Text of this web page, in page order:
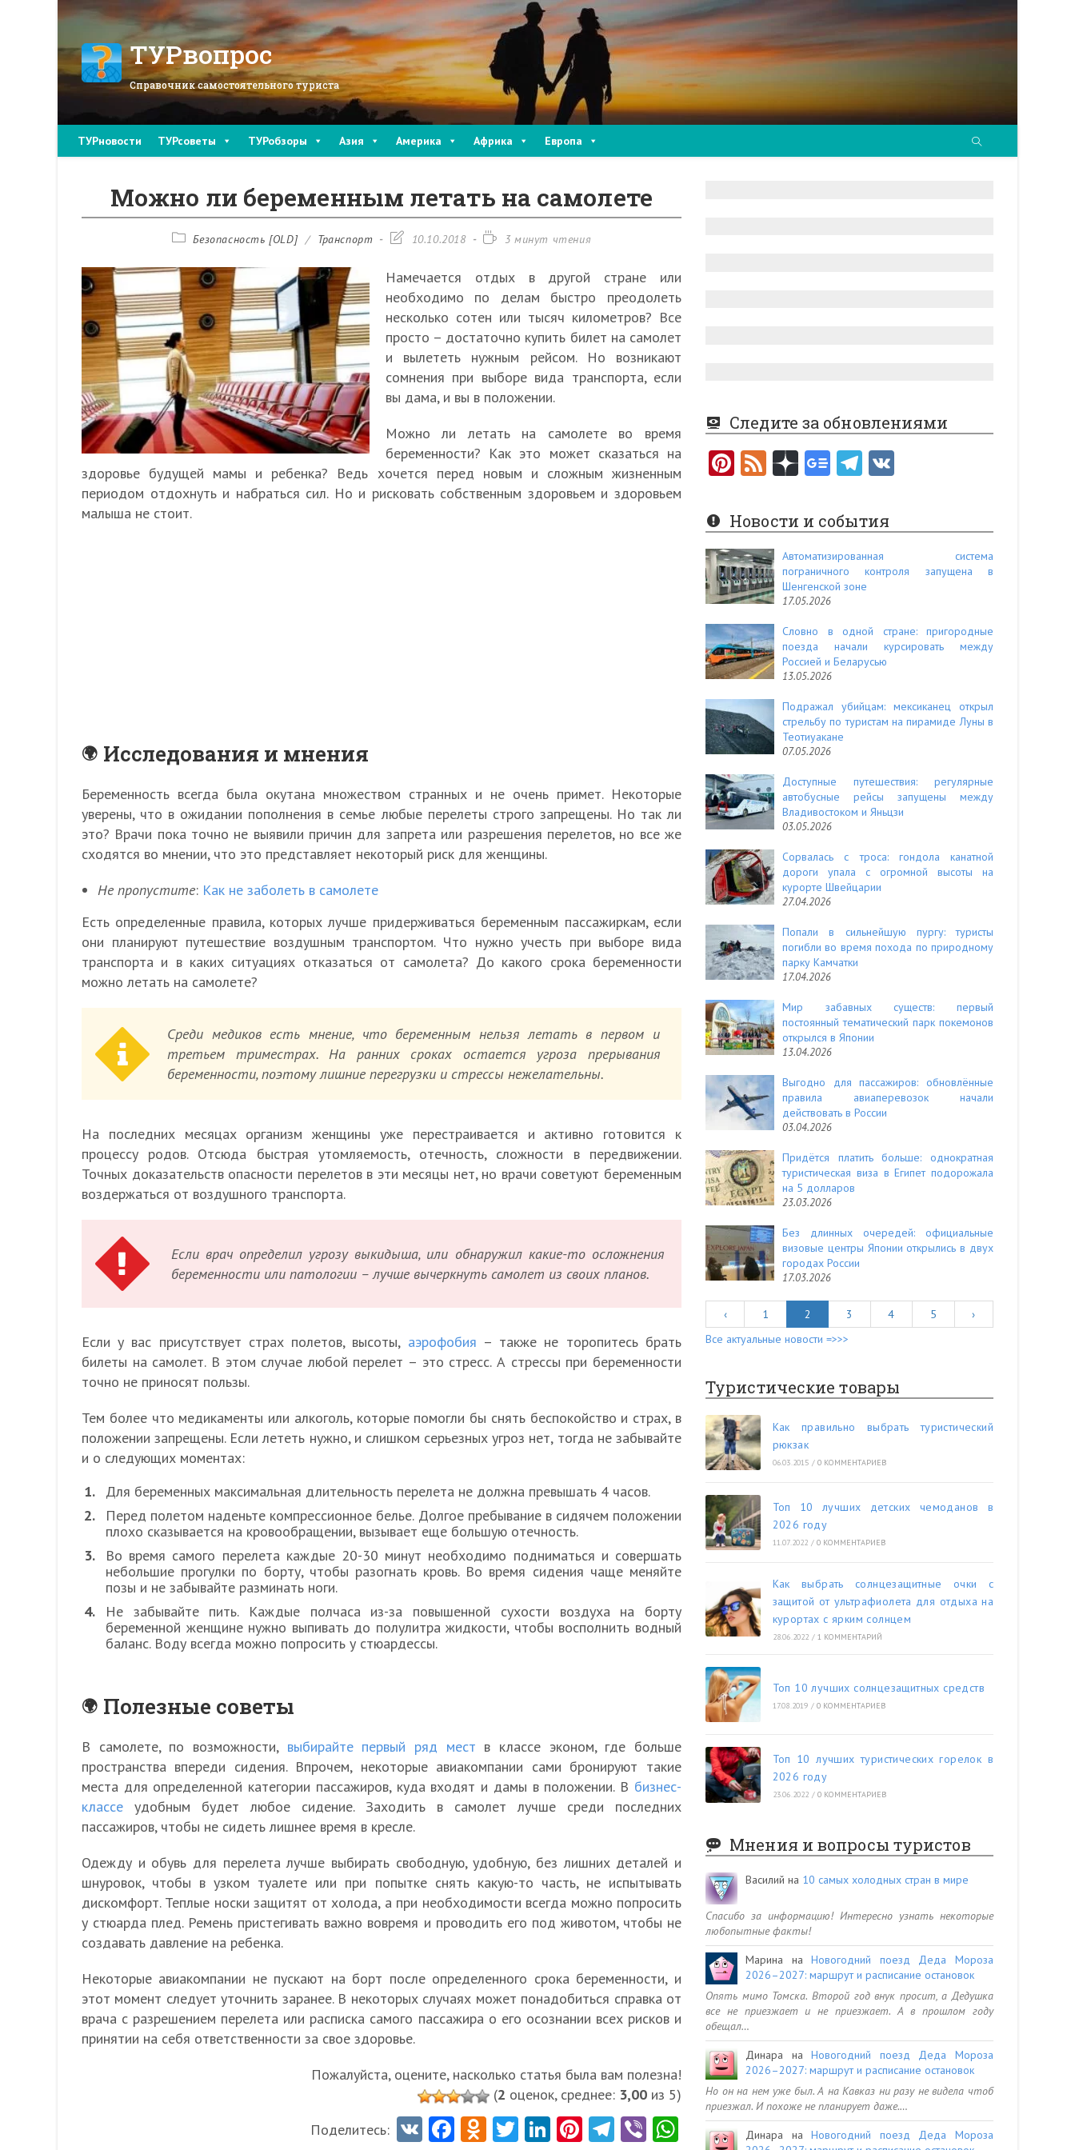
ТУРвопрос
Справочник самостоятельного туриста
ТУРновости ТУРсоветы ТУРобзоры Азия Америка Африка Европа
Можно ли беременным летать на самолете
РубрикаБезопасность [OLD] / Транспорт
Запись10.10.2018
Время3 минут чтения
Намечается отдых в другой стране или
необходимо по делам быстро преодолеть
несколько сотен или тысяч километров? Все
просто – достаточно купить билет на самолет
и вылететь нужным рейсом. Но возникают
сомнения при выборе вида транспорта, если
вы дама, и вы в положении.
Можно ли летать на самолете во время
беременности? Как это может сказаться на
здоровье будущей мамы и ребенка? Ведь хочется перед новым и сложным жизненным
периодом отдохнуть и набраться сил. Но и рисковать собственным здоровьем и здоровьем
малыша не стоит.
Исследования и мнения
Беременность всегда была окутана множеством странных и не очень примет. Некоторые
уверены, что в ожидании пополнения в семье любые перелеты строго запрещены. Но так ли
это? Врачи пока точно не выявили причин для запрета или разрешения перелетов, но все же
сходятся во мнении, что это представляет некоторый риск для женщины.
Не пропустите: Как не заболеть в самолете
Есть определенные правила, которых лучше придерживаться беременным пассажиркам, если
они планируют путешествие воздушным транспортом. Что нужно учесть при выборе вида
транспорта и в каких ситуациях отказаться от самолета? До какого срока беременности
можно летать на самолете?
Среди медиков есть мнение, что беременным нельзя летать в первом и
третьем триместрах. На ранних сроках остается угроза прерывания
беременности, поэтому лишние перегрузки и стрессы нежелательны.
На последних месяцах организм женщины уже перестраивается и активно готовится к
процессу родов. Отсюда быстрая утомляемость, отечность, сложности в передвижении.
Точных доказательств опасности перелетов в эти месяцы нет, но врачи советуют беременным
воздержаться от воздушного транспорта.
Если врач определил угрозу выкидыша, или обнаружил какие-то осложнения
беременности или патологии – лучше вычеркнуть самолет из своих планов.
Если у вас присутствует страх полетов, высоты, аэрофобия – также не торопитесь брать
билеты на самолет. В этом случае любой перелет – это стресс. А стрессы при беременности
точно не приносят пользы.
Тем более что медикаменты или алкоголь, которые помогли бы снять беспокойство и страх, в
положении запрещены. Если лететь нужно, и слишком серьезных угроз нет, тогда не забывайте
и о следующих моментах:
Для беременных максимальная длительность перелета не должна превышать 4 часов.
Перед полетом наденьте компрессионное белье. Долгое пребывание в сидячем положении
плохо сказывается на кровообращении, вызывает еще большую отечность.
Во время самого перелета каждые 20-30 минут необходимо подниматься и совершать
небольшие прогулки по борту, чтобы разогнать кровь. Во время сидения чаще меняйте
позы и не забывайте разминать ноги.
Не забывайте пить. Каждые полчаса из-за повышенной сухости воздуха на борту
беременной женщине нужно выпивать до полулитра жидкости, чтобы восполнить водный
баланс. Воду всегда можно попросить у стюардессы.
Полезные советы
В самолете, по возможности, выбирайте первый ряд мест в классе эконом, где больше
пространства впереди сидения. Впрочем, некоторые авиакомпании сами бронируют такие
места для определенной категории пассажиров, куда входят и дамы в положении. В бизнес-
классе удобным будет любое сидение. Заходить в самолет лучше среди последних
пассажиров, чтобы не сидеть лишнее время в кресле.
Одежду и обувь для перелета лучше выбирать свободную, удобную, без лишних деталей и
шнуровок, чтобы в узком туалете или при попытке снять какую-то часть, не испытывать
дискомфорт. Теплые носки защитят от холода, а при необходимости всегда можно попросить
у стюарда плед. Ремень пристегивать важно вовремя и проводить его под животом, чтобы не
создавать давление на ребенка.
Некоторые авиакомпании не пускают на борт после определенного срока беременности, и
этот момент следует уточнить заранее. В некоторых случаях может понадобиться справка от
врача с разрешением перелета или расписка самого пассажира о его осознании всех рисков и
принятии на себя ответственности за свое здоровье.
Пожалуйста, оцените, насколько статья была вам полезна!
(2 оценок, среднее: 3,00из 5)
Поделитесь:
VFa O T Li PiTe Vi
Следите за обновлениями
Pi
er
es
t
F
e
d
Новости и события
Автоматизированная система
пограничного контроля запущена в
Шенгенской зоне
17.05.2026
Словно в одной стране: пригородные
поезда начали курсировать между
Россией и Беларусью
13.05.2026
Подражал убийцам: мексиканец открыл
стрельбу по туристам на пирамиде Луны в
Теотиуакане
07.05.2026
Доступные путешествия: регулярные
автобусные рейсы запущены между
Владивостоком и Яньцзи
03.05.2026
Сорвалась с троса: гондола канатной
дороги упала с огромной высоты на
курорте Швейцарии
27.04.2026
Попали в сильнейшую пургу: туристы
погибли во время похода по природному
парку Камчатки
17.04.2026
Мир забавных существ: первый
постоянный тематический парк покемонов
открылся в Японии
13.04.2026
Выгодно для пассажиров: обновлённые
правила авиаперевозок начали
действовать в России
03.04.2026
Придётся платить больше: однократная
туристическая виза в Египет подорожала
на 5 долларов
23.03.2026
Без длинных очередей: официальные
визовые центры Японии открылись в двух
городах России
17.03.2026
‹ 1 2 3 4 5
›
Все актуальные новости =>>>
Туристические товары
Как правильно выбрать туристический
рюкзак
06.03.2015 / 0 КОММЕНТАРИЕВ
Топ 10 лучших детских чемоданов в
2026 году
11.07.2022 / 0 КОММЕНТАРИЕВ
Как выбрать солнцезащитные очки с
защитой от ультрафиолета для отдыха на
курортах с ярким солнцем
28.06.2022 / 1 КОММЕНТАРИЙ
Топ 10 лучших солнцезащитных средств
17.08.2019 / 0 КОММЕНТАРИЕВ
Топ 10 лучших туристических горелок в
2026 году
23.06.2022 / 0 КОММЕНТАРИЕВ
Мнения и вопросы туристов
Василий на 10 самых холодных стран в мире
Спасибо за информацию! Интересно узнать некоторые
любопытные факты!
Марина наНовогодний поезд Деда Мороза
2026–2027: маршрут и расписание остановок
Опять мимо Томска. Второй год внук просит, а Дедушка
все не приезжает и не приезжает. А в прошлом году
обещал…
Динара наНовогодний поезд Деда Мороза
2026–2027: маршрут и расписание остановок
Но он на нем уже был. А на Кавказ ни разу не видела чтоб
приезжал. И похоже не планирует даже.…
Динара наНовогодний поезд Деда Мороза